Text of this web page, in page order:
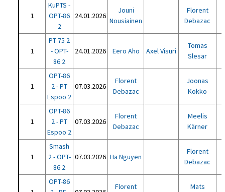
1
KuPTS -
OPT-86
2
24.01.2026
Jouni
Nousiainen
Florent
Debazac
1
PT 75 2
- OPT-
86 2
24.01.2026 Eero Aho Axel Visuri
Tomas
Slesar
1
OPT-86
2 - PT
Espoo 2
07.03.2026
Florent
Debazac
Joonas
Kokko
1
OPT-86
2 - PT
Espoo 2
07.03.2026
Florent
Debazac
Meelis
Kärner
1
Smash
2 - OPT-
86 2
07.03.2026 Ha Nguyen
Florent
Debazac
OPT-86
Florent
Mats